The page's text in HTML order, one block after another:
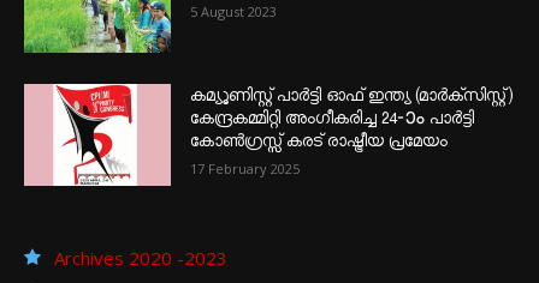
5 August 2023
കമ്യൂണിസ്റ്റ് പാർട്ടി ഓഫ് ഇന്ത്യ (മാർക്സിസ്റ്റ്)
കേന്ദ്രകമ്മിറ്റി അംഗീകരിച്ച 24‐ാം പാർട്ടി
കോൺഗ്രസ്സ് കരട് രാഷ്ട്രീയ പ്രമേയം
17 February 2025
Archives 2020 -2023